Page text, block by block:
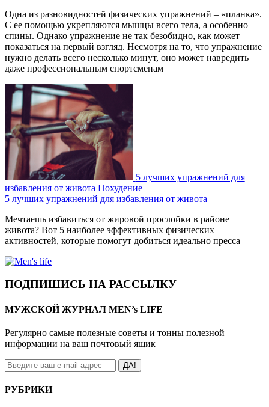
Одна из разновидностей физических упражнений – «планка».
С ее помощью укрепляются мышцы всего тела, а особенно
спины. Однако упражнение не так безобидно, как может
показаться на первый взгляд. Несмотря на то, что упражнение
нужно делать всего несколько минут, оно может навредить
даже профессиональным спортсменам
5 лучших упражнений для
избавления от живота Похудение
5 лучших упражнений для избавления от живота
Мечтаешь избавиться от жировой прослойки в районе
живота? Вот 5 наиболее эффективных физических
активностей, которые помогут добиться идеально пресса
ПОДПИШИСЬ НА РАССЫЛКУ
МУЖСКОЙ ЖУРНАЛ MEN’s LIFE
Регулярно самые полезные советы и тонны полезной
информации на ваш почтовый ящик
ДА!
РУБРИКИ